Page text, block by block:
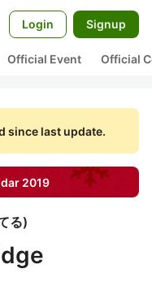
Login Signup
Official Event Official
since last update.
2019
る)